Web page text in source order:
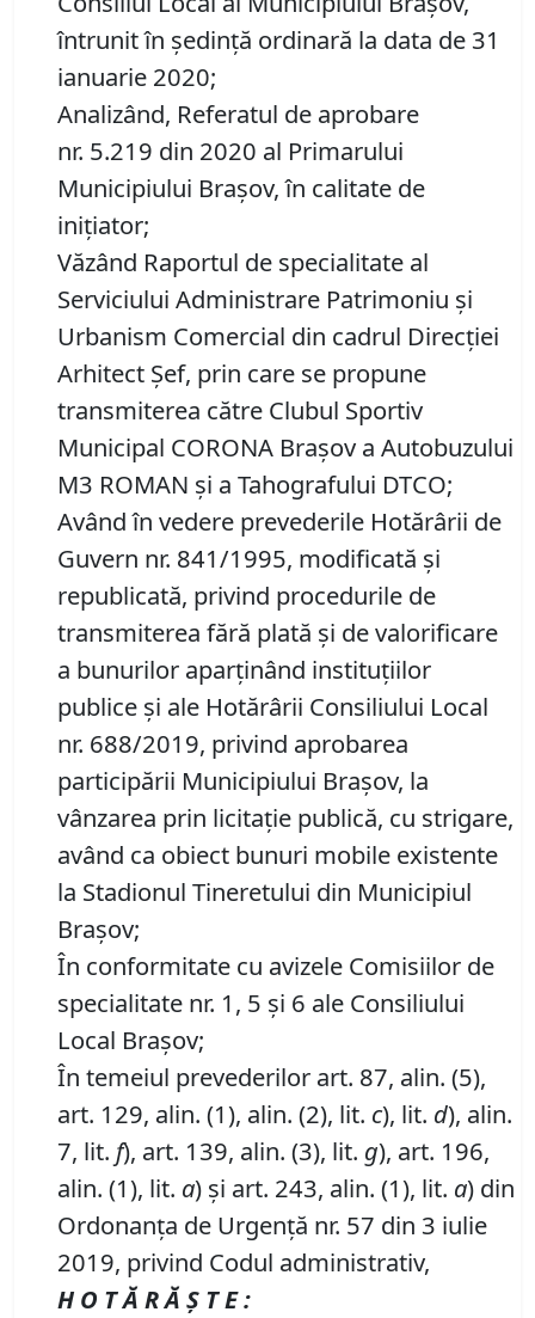
întrunit în ședință ordinară la data de 31
ianuarie 2020;
Analizând, Referatul de aprobare
nr. 5.219 din 2020 al Primarului
Municipiului Braşov, în calitate de
inițiator;
Văzând Raportul de specialitate al
Serviciului Administrare Patrimoniu şi
Urbanism Comercial din cadrul Direcției
Arhitect Șef, prin care se propune
transmiterea către Clubul Sportiv
Municipal CORONA Braşov a Autobuzului
M3 ROMAN şi a Tahografului DTCO;
Având în vedere prevederile Hotărârii de
Guvern nr. 841/1995, modificată şi
republicată, privind procedurile de
transmiterea fără plată şi de valorificare
a bunurilor aparţinând instituţiilor
publice şi ale Hotărârii Consiliului Local
nr. 688/2019, privind aprobarea
participării Municipiului Braşov, la
vânzarea prin licitaţie publică, cu strigare,
având ca obiect bunuri mobile existente
la Stadionul Tineretului din Municipiul
Braşov;
În conformitate cu avizele Comisiilor de
specialitate nr. 1, 5 și 6 ale Consiliului
Local Brașov;
În temeiul prevederilor art. 87, alin. (5),
art. 129, alin. (1), alin. (2), lit. c), lit. d), alin.
7, lit. f), art. 139, alin. (3), lit. g), art. 196,
alin. (1), lit. a) și art. 243, alin. (1), lit. a) din
Ordonanța de Urgență nr. 57 din 3 iulie
2019, privind Codul administrativ,
H O T Ă R Ă Ş T E :